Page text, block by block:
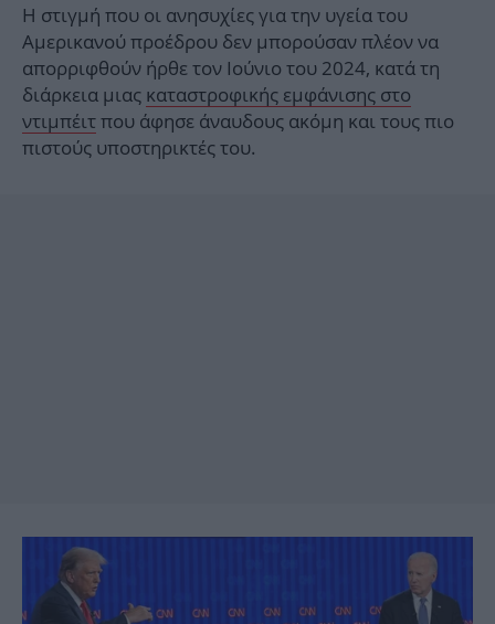
Η στιγμή που οι ανησυχίες για την υγεία του
Αμερικανού προέδρου δεν μπορούσαν πλέον να
απορριφθούν ήρθε τον Ιούνιο του 2024, κατά τη
διάρκεια μιας καταστροφικής εμφάνισης στο
ντιμπέιτπου άφησε άναυδους ακόμη και τους πιο
πιστούς υποστηρικτές του.